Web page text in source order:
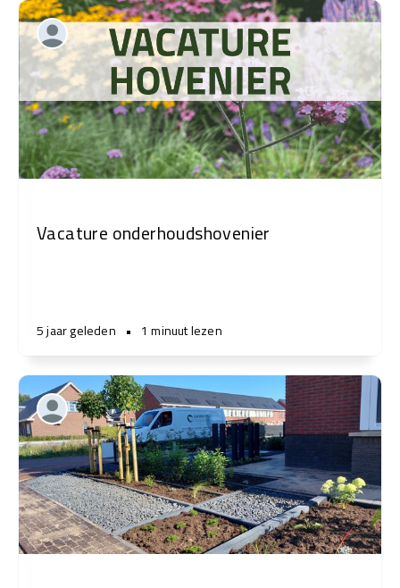
Vacature onderhoudshovenier
5 jaar geleden • 1 minuut lezen